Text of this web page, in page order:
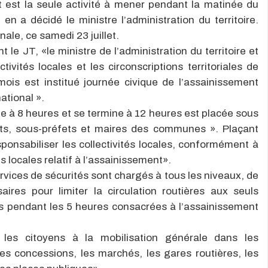
est la seule activité à mener pendant la matinée du
a décidé le ministre l’administration du territoire.
ce samedi 23 juillet.
le JT, «le ministre de l’administration du territoire et
locales et les circonscriptions territoriales de
est institué journée civique de l’assainissement
».
à 8 heures et se termine à 12 heures est placée sous
sous-préfets et maires des communes ». Plaçant
les collectivités locales, conformément à
locales relatif à l’assainissement».
de sécurités sont chargés à tous les niveaux, de
pour limiter la circulation routières aux seuls
les 5 heures consacrées à l’assainissement
les citoyens à la mobilisation générale dans les
concessions, les marchés, les gares routières, les